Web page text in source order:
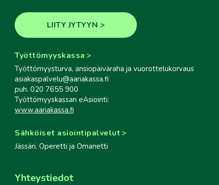
LIITY JYTYYN
Työttömyyskassa
Työttömyysturva, ansiopäiväraha ja vuorottelukorvaus
asiakaspalvelu@aariakassa.fi
puh. 020 7655 900
Työttömyyskassan eAsiointi:
www.aariakassa.fi
Sähköiset asiointipalvelut
Jässäri, Operetti ja Omanetti
Yhteystiedot